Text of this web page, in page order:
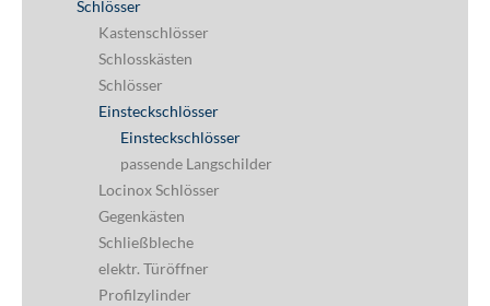
Schlösser
Kastenschlösser
Schlosskästen
Schlösser
Einsteckschlösser
Einsteckschlösser
passende Langschilder
Locinox Schlösser
Gegenkästen
Schließbleche
elektr. Türöffner
Profilzylinder